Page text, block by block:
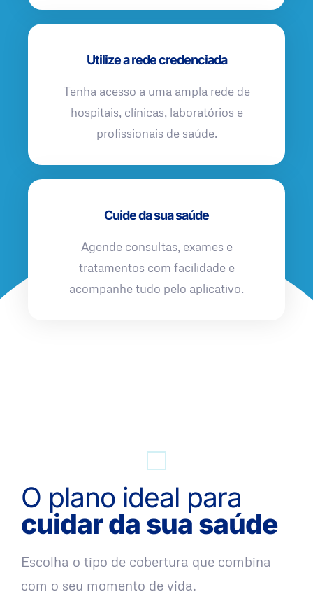
Utilize a rede credenciada
Tenha acesso a uma ampla rede de
hospitais, clínicas, laboratórios e
profissionais de saúde.
Cuide da sua saúde
Agende consultas, exames e
tratamentos com facilidade e
acompanhe tudo pelo aplicativo.
O plano ideal para
cuidar da sua saúde
Escolha o tipo de cobertura que combina
com o seu momento de vida.